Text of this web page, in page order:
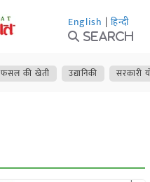
English | हिन्दी
Search
फसल की खेती उद्यानिकी सरकारी